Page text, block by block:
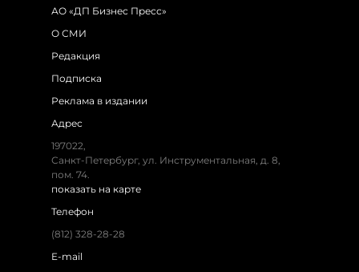
АО «ДП Бизнес Пресс»
О СМИ
Редакция
Подписка
Реклама в издании
Адрес
197022,
Санкт-Петербург, ул. Инструментальная, д. 8,
пом. 74.
показать на карте
Телефон
(812) 328-28-28
E-mail